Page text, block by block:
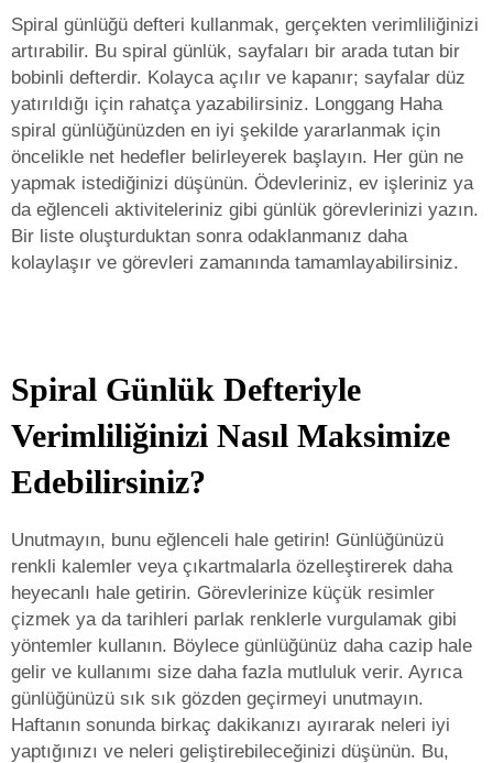
Spiral günlüğü defteri kullanmak, gerçekten verimliliğinizi
artırabilir. Bu spiral günlük, sayfaları bir arada tutan bir
bobinli defterdir. Kolayca açılır ve kapanır; sayfalar düz
yatırıldığı için rahatça yazabilirsiniz. Longgang Haha
spiral günlüğünüzden en iyi şekilde yararlanmak için
öncelikle net hedefler belirleyerek başlayın. Her gün ne
yapmak istediğinizi düşünün. Ödevleriniz, ev işleriniz ya
da eğlenceli aktiviteleriniz gibi günlük görevlerinizi yazın.
Bir liste oluşturduktan sonra odaklanmanız daha
kolaylaşır ve görevleri zamanında tamamlayabilirsiniz.
Spiral Günlük Defteriyle
Verimliliğinizi Nasıl Maksimize
Edebilirsiniz?
Unutmayın, bunu eğlenceli hale getirin! Günlüğünüzü
renkli kalemler veya çıkartmalarla özelleştirerek daha
heyecanlı hale getirin. Görevlerinize küçük resimler
çizmek ya da tarihleri parlak renklerle vurgulamak gibi
yöntemler kullanın. Böylece günlüğünüz daha cazip hale
gelir ve kullanımı size daha fazla mutluluk verir. Ayrıca
günlüğünüzü sık sık gözden geçirmeyi unutmayın.
Haftanın sonunda birkaç dakikanızı ayırarak neleri iyi
yaptığınızı ve neleri geliştirebileceğinizi düşünün. Bu,